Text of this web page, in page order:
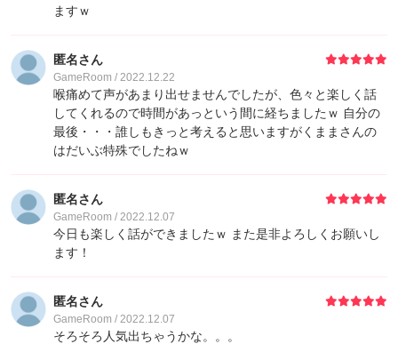
ますｗ
匿名さん
GameRoom / 2022.12.22
喉痛めて声があまり出せませんでしたが、色々と楽しく話
してくれるので時間があっという間に経ちましたｗ 自分の
最後・・・誰しもきっと考えると思いますがくままさんの
はだいぶ特殊でしたねｗ
匿名さん
GameRoom / 2022.12.07
今日も楽しく話ができましたｗ また是非よろしくお願いし
ます！
匿名さん
GameRoom / 2022.12.07
そろそろ人気出ちゃうかな。。。